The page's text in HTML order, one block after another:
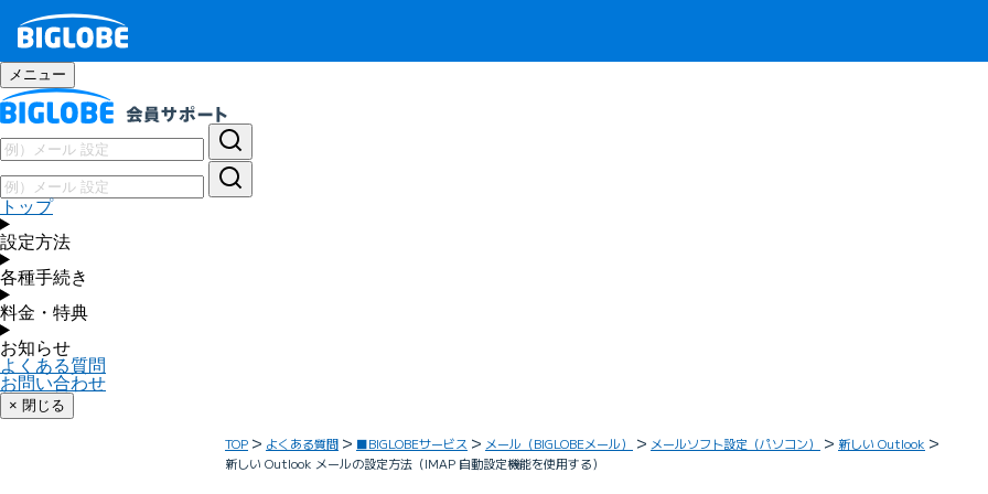
メニュー
トップ
設定方法
各種手続き
料金・特典
お知らせ
よくある質問
お問い合わせ
× 閉じる
TOP よくある質問 ■BIGLOBEサービス メール（BIGLOBEメール） メールソフト設定（パソコン）
新しい Outlook
新しい Outlook メールの設定方法（IMAP 自動設定機能を使用する）